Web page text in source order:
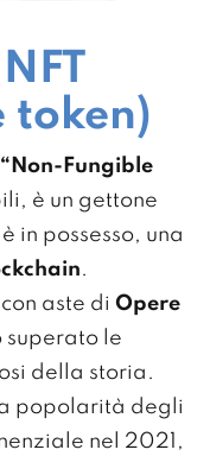
token)
“Non-Fungible
è un gettone
in possesso, una
.
aste di Opere
superato le
della storia.
popolarità degli
nel 2021,